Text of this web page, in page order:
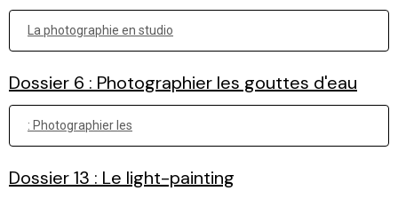
La photographie en studio
Dossier 6 : Photographier les gouttes d'eau
: Photographier les
Dossier 13 : Le light-painting